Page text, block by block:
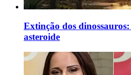
Extinção dos
asteroide